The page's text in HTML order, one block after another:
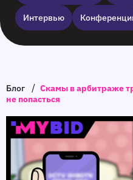
Интервью
Блог / Скамы в арбитраже
не попасться